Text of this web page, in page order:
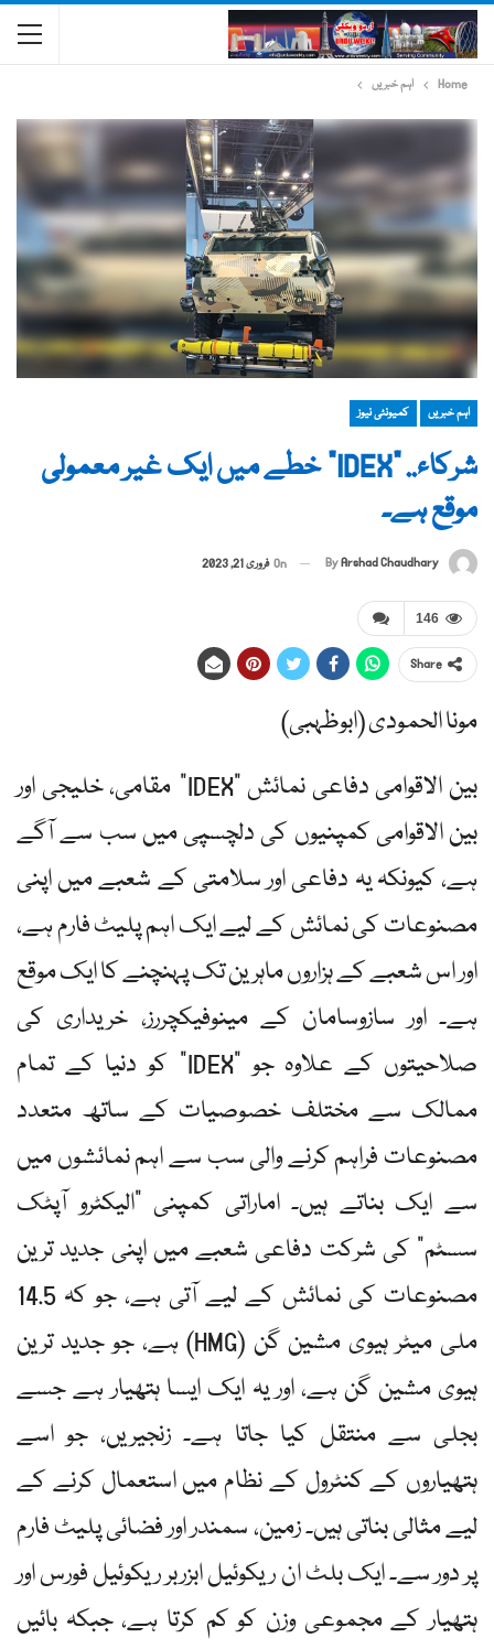
Home اہم خبریں
اہم خبریں کمیونٹی نیوز
شرکاء.. "IDEX” خطے میں ایک غیر معمولی
موقع ہے۔
ByArshad Chaudhary
On فروری 21, 2023
146
Share
مونا الحمودی (ابوظہبی)
بین الاقوامی دفاعی نمائش "IDEX” مقامی، خلیجی اور
بین الاقوامی کمپنیوں کی دلچسپی میں سب سے آگے
ہے، کیونکہ یہ دفاعی اور سلامتی کے شعبے میں اپنی
مصنوعات کی نمائش کے لیے ایک اہم پلیٹ فارم ہے،
اور اس شعبے کے ہزاروں ماہرین تک پہنچنے کا ایک موقع
ہے۔ اور سازوسامان کے مینوفیکچررز، خریداری کی
صلاحیتوں کے علاوہ جو "IDEX” کو دنیا کے تمام
ممالک سے مختلف خصوصیات کے ساتھ متعدد
مصنوعات فراہم کرنے والی سب سے اہم نمائشوں میں
سے ایک بناتے ہیں۔ اماراتی کمپنی "الیکٹرو آپٹک
سسٹم” کی شرکت دفاعی شعبے میں اپنی جدید ترین
مصنوعات کی نمائش کے لیے آتی ہے، جو کہ 14.5
ملی میٹر ہیوی مشین گن (HMG) ہے، جو جدید ترین
ہیوی مشین گن ہے، اور یہ ایک ایسا ہتھیار ہے جسے
بجلی سے منتقل کیا جاتا ہے۔ زنجیریں، جو اسے
ہتھیاروں کے کنٹرول کے نظام میں استعمال کرنے کے
لیے مثالی بناتی ہیں۔ زمین، سمندر اور فضائی پلیٹ فارم
پر دور سے۔ ایک بلٹ ان ریکوئیل ابزربر ریکوئیل فورس اور
ہتھیار کے مجموعی وزن کو کم کرتا ہے، جبکہ بائیں